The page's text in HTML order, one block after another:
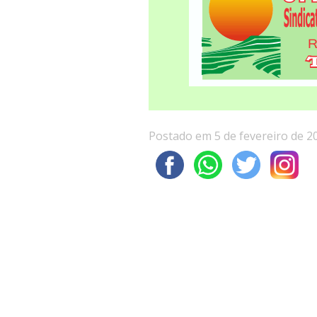
Postado em 5 de fevereiro de